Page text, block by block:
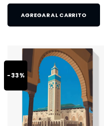
AGREGAR AL CARRITO
-33%